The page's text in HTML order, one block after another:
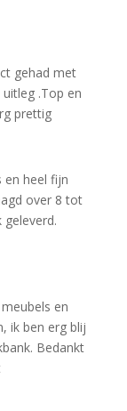
gehad met
.Top en
prettig
heel fijn
over 8 tot
en
ik ben erg blij
Bedankt